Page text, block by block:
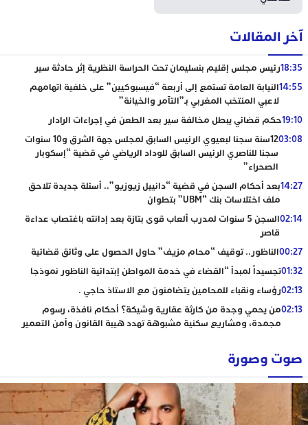
آخر المقالات
18:35رئيس مجلس إقليم بنسليمان تحت الحراسة النظرية إثر حادثة سير
14:55النيابة العامة تستمع إلى أربعة “فيسبوكيين” على خلفية اتهامهم
لاعبي المنتخب المغربي بـ”التآمر والخيانة”
19:10حكم قضائي يبطل مخالفة سير بعد الطعن في إجراءات الرادار
03:08
12سنة سجنا لبعيوي الرئيس السابق لمجلس جهة الشرق و10 سنوات
سجنا للناصري الرئيس السابق للوداد الرياضي في قضية “إسكوبار
الصحراء”
14:27بعد أحكام السجن في قضية “دانييل زيوزيو”.. أسئلة جديدة تلاحق
ملف اختلاسات بنك “UBM” بتطوان
02:14
السجن 5 سنوات لمدرب ألعاب قوى بتازة بعد إدانته باغتصاب عداءة
قاصر
00:27الناظور.. توقيف “محام مزيف” حاول الحصول على وثائق قضائية
01:32تجسيداً لمبدأ “القضاء في خدمة المواطن إبتدائية الناظور نموذجا
02:13رؤساء ونقباء للمحامين يتضامنون مع الاستاذ حاجي .
02:13من يحمي وجدة من كارثة عقارية وشيكة؟ أحكام نافذة، رسوم
مجمدة، ومشاريع سكنية مشبوهة تهدد هيبة القانون وأمن التعمير
صوت وصورة